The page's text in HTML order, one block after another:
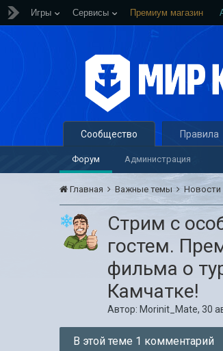
Игры Сервисы Премиум магазин
Сообщество
Форум Администрация
Правила
Главная Важные темы Новости
Стрим с
гостем.
фильма о
Камчатке!
Автор: Morinit_Mate,30
В этой теме 1 комментарий